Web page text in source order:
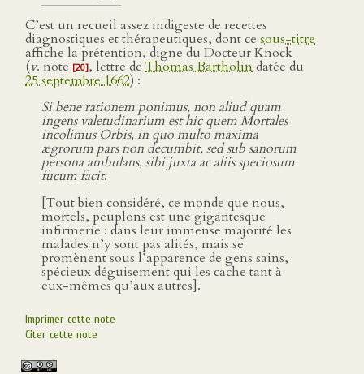
C’est un recueil assez indigeste de recettes
diagnostiques et thérapeutiques, dont ce sous-titre
affiche la prétention, digne du Docteur Knock
(v. note [20], lettre de Thomas Bartholindatée du
25 septembre 1662) :
Si bene rationem ponimus, non aliud quam
ingens valetudinarium est hic quem Mortales
incolimus Orbis, in quo multo maxima
ægrorum pars non decumbit, sed sub sanorum
persona ambulans, sibi juxta ac aliis speciosum
fucum facit.
[Tout bien considéré, ce monde que nous,
mortels, peuplons est une gigantesque
infirmerie : dans leur immense majorité les
malades n’y sont pas alités, mais se
promènent sous l’apparence de gens sains,
spécieux déguisement qui les cache tant à
eux-mêmes qu’aux autres].
Imprimer cette note
Citer cette note